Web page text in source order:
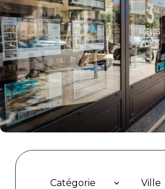
Catégorie Ville